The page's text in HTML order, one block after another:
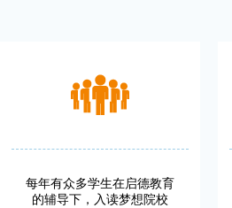
每年有众多学生在启德教育
的辅导下，入读梦想院校